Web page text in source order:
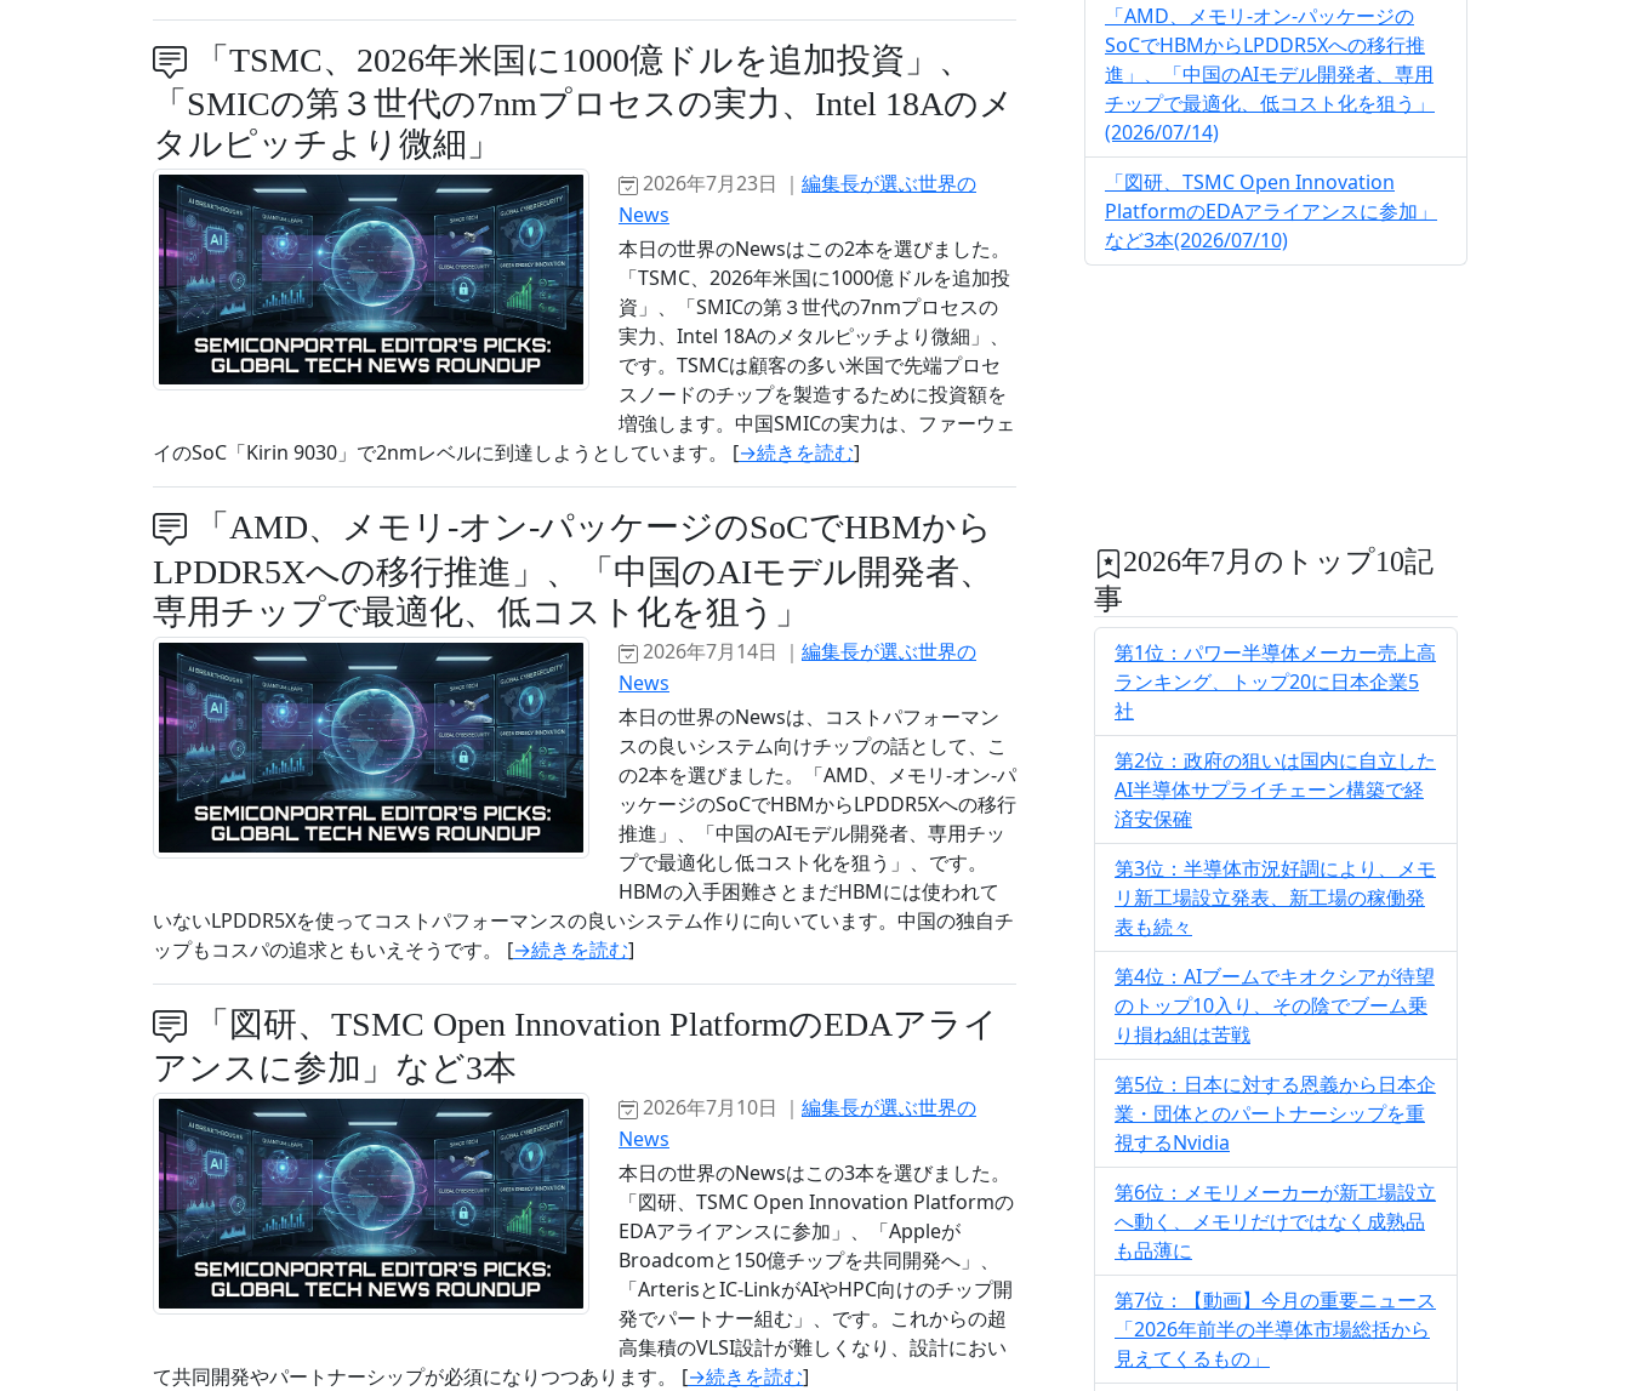
「TSMC、2026年米国に1000億ドルを追加投資」、
「SMICの第３世代の7nmプロセスの実力、Intel 18Aのメ
タルピッチより微細」
2026年7月23日 ｜ 編集長が選ぶ世界の
News
本日の世界のNewsはこの2本を選びました。
「TSMC、2026年米国に1000億ドルを追加投
資」、「SMICの第３世代の7nmプロセスの
実力、Intel 18Aのメタルピッチより微細」、
です。TSMCは顧客の多い米国で先端プロセ
スノードのチップを製造するために投資額を
増強します。中国SMICの実力は、ファーウェ
イのSoC「Kirin 9030」で2nmレベルに到達しようとしています。 [→続きを読む]
「AMD、メモリ-オン-パッケージのSoCでHBMから
LPDDR5Xへの移行推進」、「中国のAIモデル開発者、
専用チップで最適化、低コスト化を狙う」
2026年7月14日 ｜ 編集長が選ぶ世界の
News
本日の世界のNewsは、コストパフォーマン
スの良いシステム向けチップの話として、こ
の2本を選びました。「AMD、メモリ-オン-パ
ッケージのSoCでHBMからLPDDR5Xへの移行
推進」、「中国のAIモデル開発者、専用チッ
プで最適化し低コスト化を狙う」、です。
HBMの入手困難さとまだHBMには使われて
いないLPDDR5Xを使ってコストパフォーマンスの良いシステム作りに向いています。中国の独自チ
ップもコスパの追求ともいえそうです。 [→続きを読む]
「図研、TSMC Open Innovation PlatformのEDAアライ
アンスに参加」など3本
2026年7月10日 ｜ 編集長が選ぶ世界の
News
本日の世界のNewsはこの3本を選びました。
「図研、TSMC Open Innovation Platformの
EDAアライアンスに参加」、「Appleが
Broadcomと150億チップを共同開発へ」、
「ArterisとIC-LinkがAIやHPC向けのチップ開
発でパートナー組む」、です。これからの超
高集積のVLSI設計が難しくなり、設計におい
て共同開発やパートナーシップが必須になりつつあります。 [→続きを読む]
「AMD、メモリ-オン-パッケージの
SoCでHBMからLPDDR5Xへの移行推
進」、「中国のAIモデル開発者、専用
チップで最適化、低コスト化を狙う」
(2026/07/14)
「図研、TSMC Open Innovation
PlatformのEDAアライアンスに参加」
など3本(2026/07/10)
2026年7月のトップ10記
事
第1位：パワー半導体メーカー売上高
ランキング、トップ20に日本企業5
社
第2位：政府の狙いは国内に自立した
AI半導体サプライチェーン構築で経
済安保確
第3位：半導体市況好調により、メモ
リ新工場設立発表、新工場の稼働発
表も続々
第4位：AIブームでキオクシアが待望
のトップ10入り、その陰でブーム乗
り損ね組は苦戦
第5位：日本に対する恩義から日本企
業・団体とのパートナーシップを重
視するNvidia
第6位：メモリメーカーが新工場設立
へ動く、メモリだけではなく成熟品
も品薄に
第7位：【動画】今月の重要ニュース
「2026年前半の半導体市場総括から
見えてくるもの」